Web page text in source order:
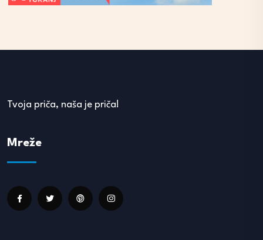
Tvoja priča, naša je priča!
Mreže